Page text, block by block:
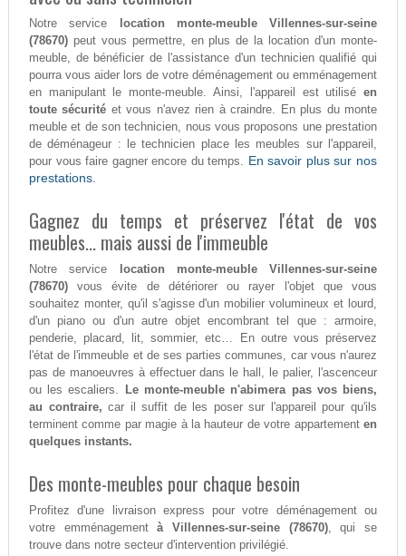
Notre service
location monte-meuble Villennes-sur-seine
(78670)peut vous permettre, en plus de la location d'un monte-
meuble, de bénéficier de l'assistance d'un technicien qualifié qui
pourra vous aider lors de votre déménagement ou emménagement
en manipulant le monte-meuble. Ainsi, l'appareil est utiliséen
toute sécurité et vous n'avez rien à craindre. En plus du monte
meuble et de son technicien, nous vous proposons une prestation
de déménageur : le technicien place les meubles sur l'appareil,
pour vous faire gagner encore du temps. En savoir plus sur nos
prestations.
Gagnez du temps et préservez l'état de vos
meubles... mais aussi de l'immeuble
Notre service
location monte-meuble Villennes-sur-seine
(78670)vous évite de détériorer ou rayer l'objet que vous
souhaitez monter, qu'il s'agisse d'un mobilier volumineux et lourd,
d'un piano ou d'un autre objet encombrant tel que : armoire,
penderie, placard, lit, sommier, etc… En outre vous préservez
l'état de l'immeuble et de ses parties communes, car vous n'aurez
pas de manoeuvres à effectuer dans le hall, le palier, l'ascenceur
ou les escaliers.
Le monte-meuble n'abimera pas vos biens,
au contraire, car il suffit de les poser sur l'appareil pour qu'ils
terminent comme par magie à la hauteur de votre appartementen
quelques instants.
Des monte-meubles pour chaque besoin
Profitez d'une livraison express pour votre déménagement ou
votre emménagementà Villennes-sur-seine (78670), qui se
trouve dans notre secteur d'intervention privilégié.